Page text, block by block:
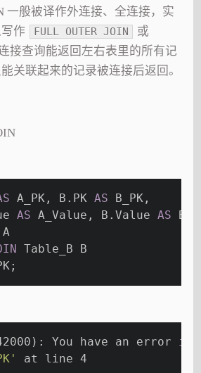
一般被译作外连接、全连接，实
作
FULL OUTER JOIN 或
接查询能返回左右表里的所有记
关联起来的记录被连接后返回。
A_PK, B.PK AS B_PK,
AS A_Value, B.Value AS
Table_B B
You have an error in
at line 4